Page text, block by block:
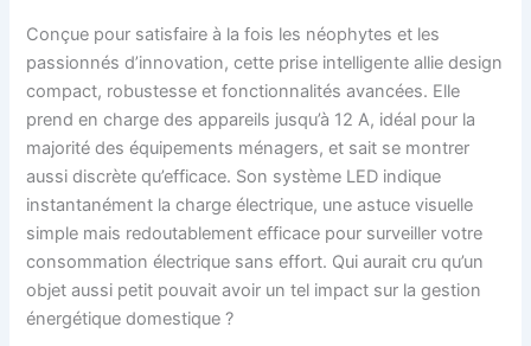
Conçue pour satisfaire à la fois les néophytes et les
passionnés d’innovation, cette prise intelligente allie design
compact, robustesse et fonctionnalités avancées. Elle
prend en charge des appareils jusqu’à 12 A, idéal pour la
majorité des équipements ménagers, et sait se montrer
aussi discrète qu’efficace. Son système LED indique
instantanément la charge électrique, une astuce visuelle
simple mais redoutablement efficace pour surveiller votre
consommation électrique sans effort. Qui aurait cru qu’un
objet aussi petit pouvait avoir un tel impact sur la gestion
énergétique domestique ?